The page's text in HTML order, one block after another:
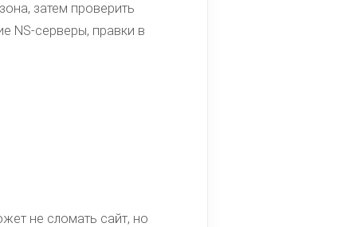
затем проверить
NS-серверы, правки в
не сломать сайт, но